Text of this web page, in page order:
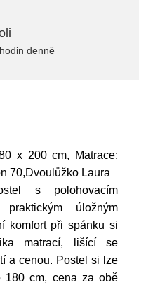
denně
x 200 cm, Matrace:
70,Dvoulůžko Laura
s polohovacím
úložným
komfort při spánku si
matrací, lišící se
a cenou. Postel si lze
180 cm, cena za obě